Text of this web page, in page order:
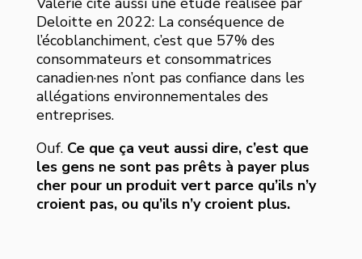
Deloitte en 2022: La conséquence de
l’écoblanchiment, c’est que 57% des
consommateurs et consommatrices
canadien·nes n’ont pas confiance dans les
allégations environnementales des
entreprises.
Ouf. Ce que ça veut aussi dire, c’est que
les gens ne sont pas prêts à payer plus
cher pour un produit vert parce qu’ils n’y
croient pas, ou qu’ils n’y croient plus.